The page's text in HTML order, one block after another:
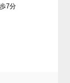
7分